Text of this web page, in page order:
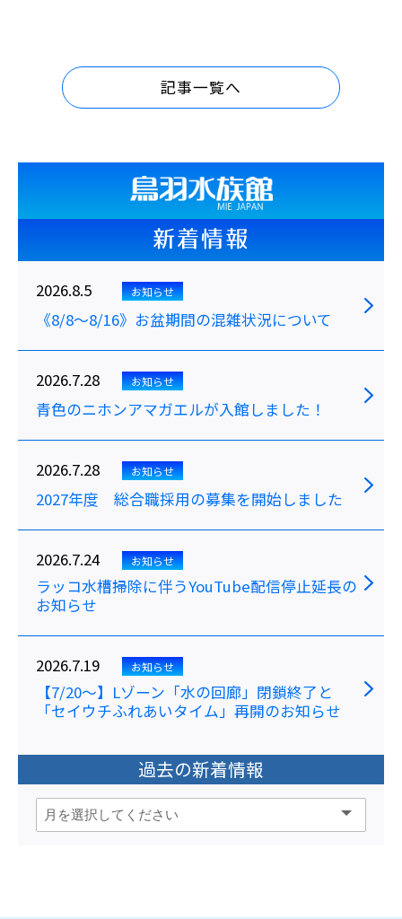
記事一覧へ
新着情報
2026.8.5 お知らせ
《8/8～8/16》お盆期間の混雑状況について
2026.7.28 お知らせ
青色のニホンアマガエルが入館しました！
2026.7.28 お知らせ
2027年度 総合職採用の募集を開始しました
2026.7.24 お知らせ
ラッコ水槽掃除に伴うYouTube配信停止延長の
お知らせ
2026.7.19 お知らせ
【7/20～】Lゾーン「水の回廊」閉鎖終了と
「セイウチふれあいタイム」再開のお知らせ
過去の新着情報